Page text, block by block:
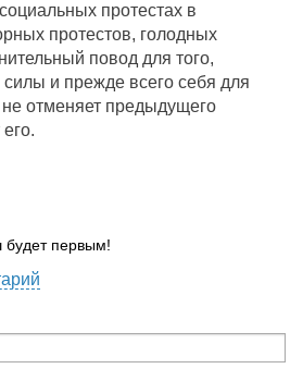
протестах в
протестов, голодных
повод для того,
и прежде всего себя для
отменяет предыдущего
будет первым!